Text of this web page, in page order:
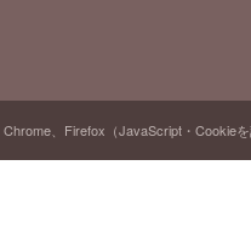
、Firefox（JavaScript・Cookie